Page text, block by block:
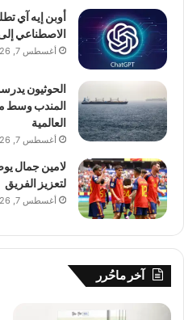
الاصطناعي
أغسطس 7, 2026
الحوثيون
المندب وسط
العالمية
أغسطس 7, 2026
لامين جمال
لتعزيز الفريق
أغسطس 7, 2026
آخر ماحُرر